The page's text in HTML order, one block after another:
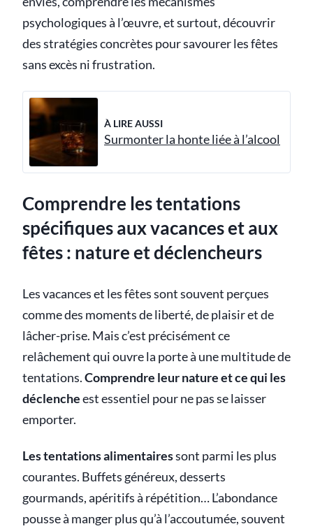
psychologiques à l’œuvre, et surtout, découvrir
des stratégies concrètes pour savourer les fêtes
sans excès ni frustration.
À LIRE AUSSI
Surmonter la honte liée à l’alcool
Comprendre les tentations
spécifiques aux vacances et aux
fêtes : nature et déclencheurs
Les vacances et les fêtes sont souvent perçues
comme des moments de liberté, de plaisir et de
lâcher-prise. Mais c’est précisément ce
relâchement qui ouvre la porte à une multitude de
tentations.Comprendre leur nature et ce qui les
déclencheest essentiel pour ne pas se laisser
emporter.
Les tentations alimentairessont parmi les plus
courantes. Buffets généreux, desserts
gourmands, apéritifs à répétition… L’abondance
pousse à manger plus qu’à l’accoutumée, souvent